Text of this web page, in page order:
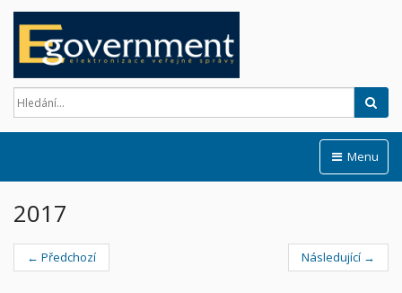
Menu
2017
← Předchozí Následující →